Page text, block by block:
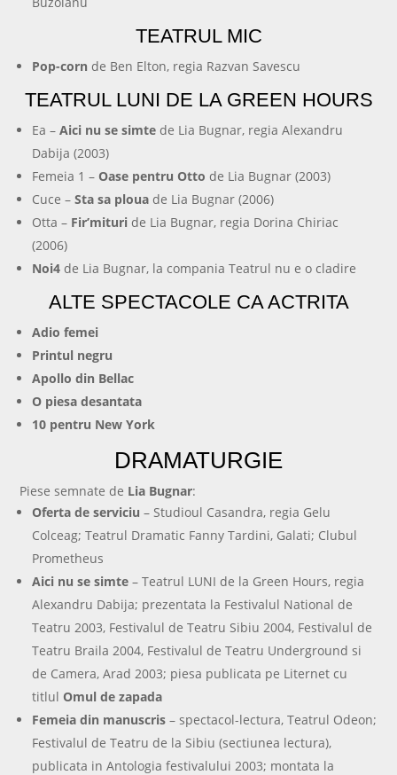
TEATRUL MIC
Pop-corn de Ben Elton, regia Razvan Savescu
TEATRUL LUNI DE LA GREEN HOURS
Ea –Aici nu se simte de Lia Bugnar, regia Alexandru
Dabija (2003)
Femeia 1 – Oase pentru Otto de Lia Bugnar (2003)
Cuce –Sta sa ploua de Lia Bugnar (2006)
Otta – Fir’mituri de Lia Bugnar, regia Dorina Chiriac
(2006)
Noi4 de Lia Bugnar, la compania Teatrul nu e o cladire
ALTE SPECTACOLE CA ACTRITA
Adio femei
Printul negru
Apollo din Bellac
O piesa desantata
10 pentru New York
DRAMATURGIE
Piese semnate de Lia Bugnar:
Oferta de serviciu – Studioul Casandra, regia Gelu
Colceag; Teatrul Dramatic Fanny Tardini, Galati; Clubul
Prometheus
Aici nu se simte – Teatrul LUNI de la Green Hours, regia
Alexandru Dabija; prezentata la Festivalul National de
Teatru 2003, Festivalul de Teatru Sibiu 2004, Festivalul de
Teatru Braila 2004, Festivalul de Teatru Underground si
de Camera, Arad 2003; piesa publicata pe Liternet cu
titlul Omul de zapada
Femeia din manuscris – spectacol-lectura, Teatrul Odeon;
Festivalul de Teatru de la Sibiu (sectiunea lectura),
publicata in Antologia festivalului 2003; montata la